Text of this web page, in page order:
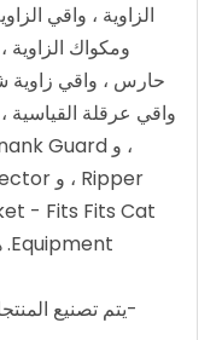
الزاوية ، واقي
ومكواك الزاوية
حارس ، واقي زاوية
Ripper ، و Caterpillar Sharp Shank Protector
- Fits Fits Cat
Equipment. هذا الجزء قد يناسب الآلات المختلفة.
-يتم تصنيع